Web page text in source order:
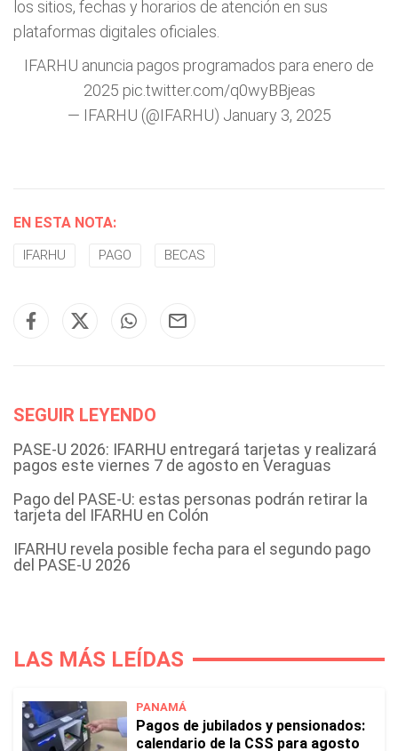
los sitios, fechas y horarios de atención en sus
plataformas digitales oficiales.
IFARHU anuncia pagos programados para enero de
2025 pic.twitter.com/q0wyBBjeas
— IFARHU (@IFARHU) January 3, 2025
EN ESTA NOTA:
IFARHU PAGO BECAS
SEGUIR LEYENDO
PASE-U 2026: IFARHU entregará tarjetas y realizará
pagos este viernes 7 de agosto en Veraguas
Pago del PASE-U: estas personas podrán retirar la
tarjeta del IFARHU en Colón
IFARHU revela posible fecha para el segundo pago
del PASE-U 2026
LAS MÁS LEÍDAS
PANAMÁ
Pagos de jubilados y pensionados:
calendario de la CSS para agosto